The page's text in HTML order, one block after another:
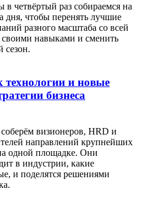
в четвёртый раз собираемся на
дня, чтобы перенять лучшие
разного масштаба со всей
своими навыками и сменить
сезон.
технологии и новые
бизнеса
визионеров, HRD и
направлений крупнейших
одной площадке. Они
в индустрии, какие
и поделятся решениями